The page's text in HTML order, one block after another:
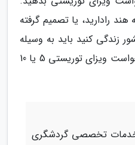
رادارید، یا تصمیم گرفته
زندگی کنید باید به وسیله
کنسولگری های این کشور درخواست ویزای توریستی 5 یا 10
خدمات تخصصی گردشگری